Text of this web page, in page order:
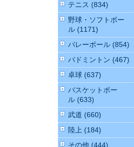
テニス (834)
野球・ソフトボー
ル (1171)
バレーボール (854)
バドミントン (467)
卓球 (637)
バスケットボー
ル (633)
武道 (660)
陸上 (184)
その他 (444)